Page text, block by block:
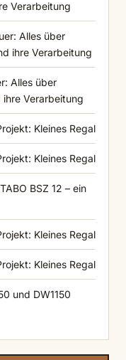
Verarbeitung
Alles über
ihre Verarbeitung
Alles über
Verarbeitung
Kleines Regal
Kleines Regal
BSZ 12 – ein
Kleines Regal
Kleines Regal
und DW1150